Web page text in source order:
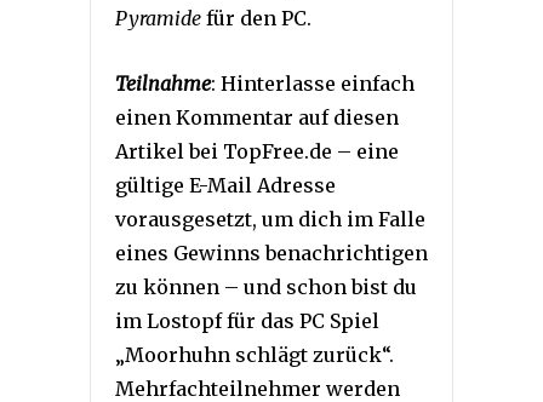
Pyramide für den PC.
Teilnahme: Hinterlasse einfach
einen Kommentar auf diesen
Artikel bei TopFree.de – eine
gültige E-Mail Adresse
vorausgesetzt, um dich im Falle
eines Gewinns benachrichtigen
zu können – und schon bist du
im Lostopf für das PC Spiel
„Moorhuhn schlägt zurück“.
Mehrfachteilnehmer werden